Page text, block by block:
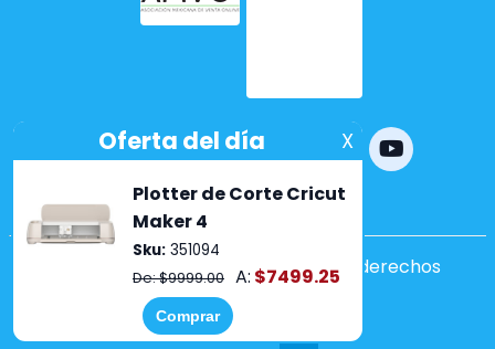
Powered bynopCommerce
Copyright ©2026 Lumen. Todos los derechos
reservados.